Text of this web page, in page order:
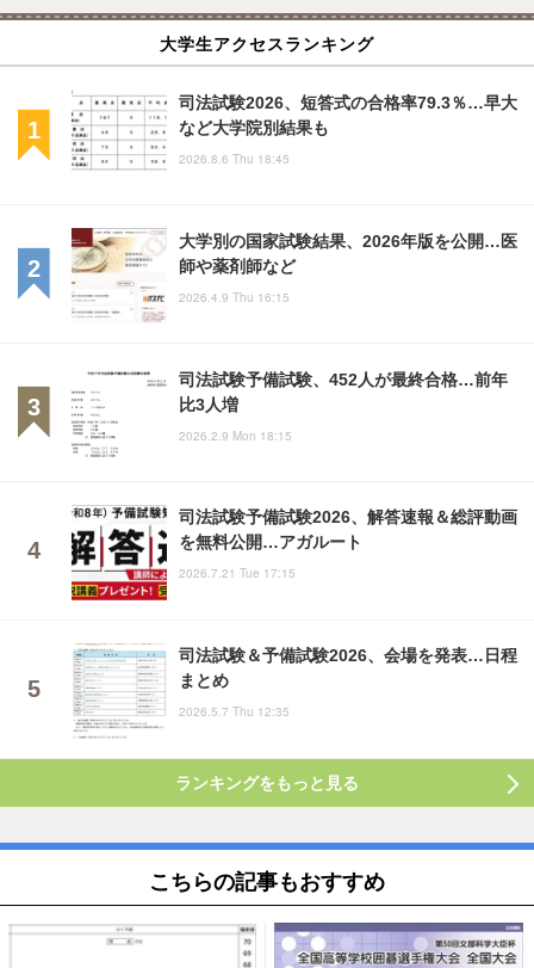
大学生アクセスランキング
司法試験2026、短答式の合格率79.3％…早大
など大学院別結果も
2026.8.6 Thu 18:45
大学別の国家試験結果、2026年版を公開…医
師や薬剤師など
2026.4.9 Thu 16:15
司法試験予備試験、452人が最終合格…前年
比3人増
2026.2.9 Mon 18:15
司法試験予備試験2026、解答速報＆総評動画
を無料公開…アガルート
2026.7.21 Tue 17:15
司法試験＆予備試験2026、会場を発表…日程
まとめ
2026.5.7 Thu 12:35
ランキングをもっと見る
こちらの記事もおすすめ